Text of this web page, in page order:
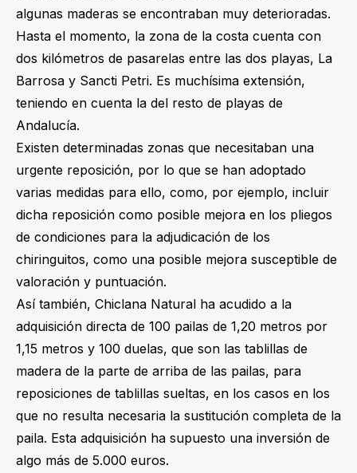
algunas maderas se encontraban muy deterioradas.
Hasta el momento, la zona de la costa cuenta con
dos kilómetros de pasarelas entre las dos playas, La
Barrosa y Sancti Petri. Es muchísima extensión,
teniendo en cuenta la del resto de playas de
Andalucía.
Existen determinadas zonas que necesitaban una
urgente reposición, por lo que se han adoptado
varias medidas para ello, como, por ejemplo, incluir
dicha reposición como posible mejora en los pliegos
de condiciones para la adjudicación de los
chiringuitos, como una posible mejora susceptible de
valoración y puntuación.
Así también, Chiclana Natural ha acudido a la
adquisición directa de 100 pailas de 1,20 metros por
1,15 metros y 100 duelas, que son las tablillas de
madera de la parte de arriba de las pailas, para
reposiciones de tablillas sueltas, en los casos en los
que no resulta necesaria la sustitución completa de la
paila. Esta adquisición ha supuesto una inversión de
algo más de 5.000 euros.